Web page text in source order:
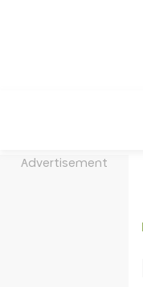
Advertisement